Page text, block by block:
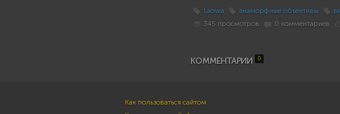
Laowa анаморфные объективы
345 просмотров
0 комментариев
КОММЕНТАРИИ 0
Как пользоваться сайтом